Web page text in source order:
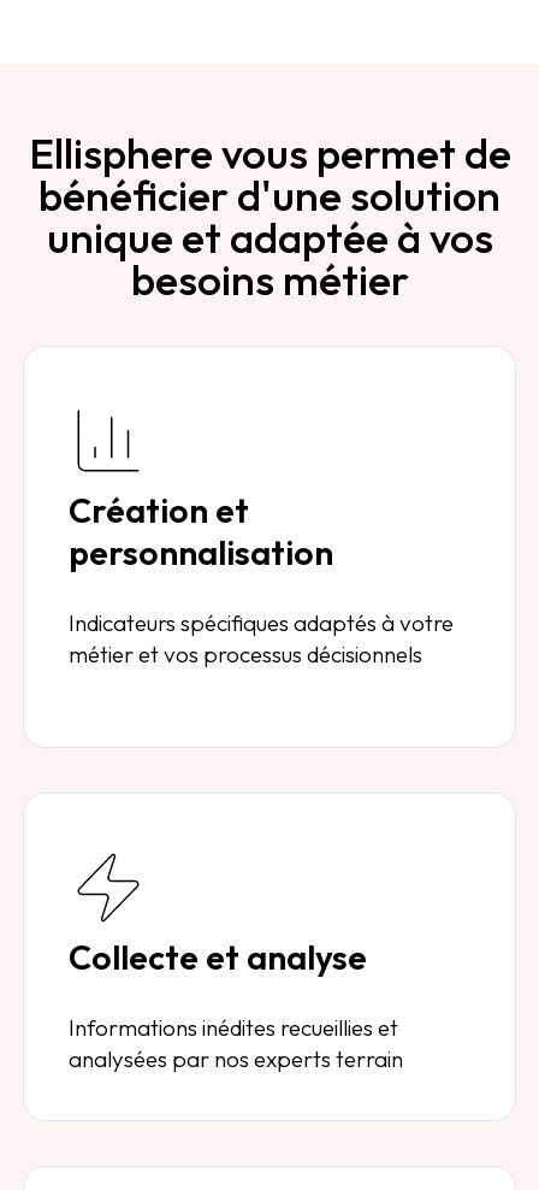
Ellisphere vous permet de
bénéficier d'une solution
unique et adaptée à vos
besoins métier
Création et
personnalisation
Indicateurs spécifiques adaptés à votre
métier et vos processus décisionnels
Collecte et analyse
Informations inédites recueillies et
analysées par nos experts terrain